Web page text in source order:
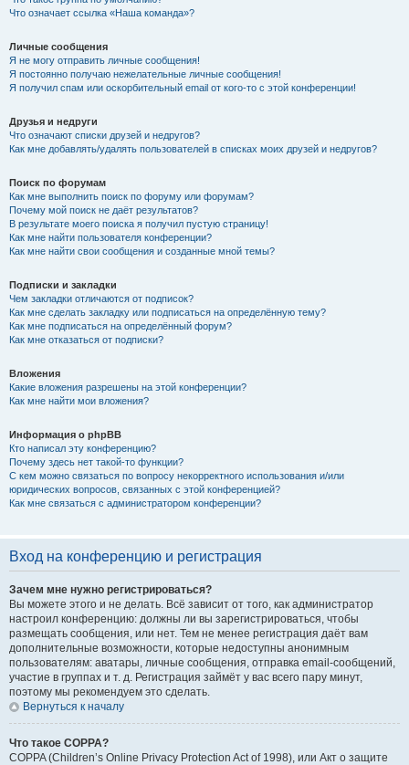
Что означает ссылка «Наша команда»?
Личные сообщения
Я не могу отправить личные сообщения!
Я постоянно получаю нежелательные личные сообщения!
Я получил спам или оскорбительный email от кого-то с этой конференции!
Друзья и недруги
Что означают списки друзей и недругов?
Как мне добавлять/удалять пользователей в списках моих друзей и недругов?
Поиск по форумам
Как мне выполнить поиск по форуму или форумам?
Почему мой поиск не даёт результатов?
В результате моего поиска я получил пустую страницу!
Как мне найти пользователя конференции?
Как мне найти свои сообщения и созданные мной темы?
Подписки и закладки
Чем закладки отличаются от подписок?
Как мне сделать закладку или подписаться на определённую тему?
Как мне подписаться на определённый форум?
Как мне отказаться от подписки?
Вложения
Какие вложения разрешены на этой конференции?
Как мне найти мои вложения?
Информация о phpBB
Кто написал эту конференцию?
Почему здесь нет такой-то функции?
С кем можно связаться по вопросу некорректного использования и/или
юридических вопросов, связанных с этой конференцией?
Как мне связаться с администратором конференции?
Вход на конференцию и регистрация
Зачем мне нужно регистрироваться?
Вы можете этого и не делать. Всё зависит от того, как администратор
настроил конференцию: должны ли вы зарегистрироваться, чтобы
размещать сообщения, или нет. Тем не менее регистрация даёт вам
дополнительные возможности, которые недоступны анонимным
пользователям: аватары, личные сообщения, отправка email-сообщений,
участие в группах и т. д. Регистрация займёт у вас всего пару минут,
поэтому мы рекомендуем это сделать.
Вернуться к началу
Что такое COPPA?
COPPA (Children’s Online Privacy Protection Act of 1998), или Акт о защите